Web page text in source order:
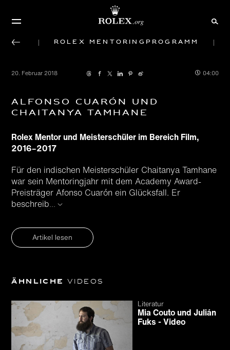
Rolex Mentoringprogramm
20. Februar 2018 04:00
Alfonso Cuarón und
Chaitanya Tamhane
Rolex Mentor und Meisterschüler im Bereich Film,
2016–2017
Für den indischen Meisterschüler Chaitanya Tamhane
war sein Mentoringjahr mit dem Academy Award-
Preisträger Afonso Cuarón ein Glücksfall. Er
beschreib...
Artikel lesen
Ähnliche Videos
Literatur
Mia Couto und Julián
Fuks - Video